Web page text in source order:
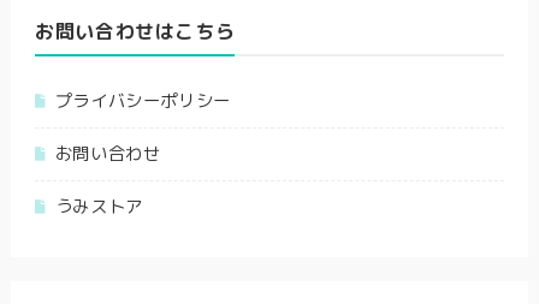
お問い合わせはこちら
プライバシーポリシー
お問い合わせ
うみストア